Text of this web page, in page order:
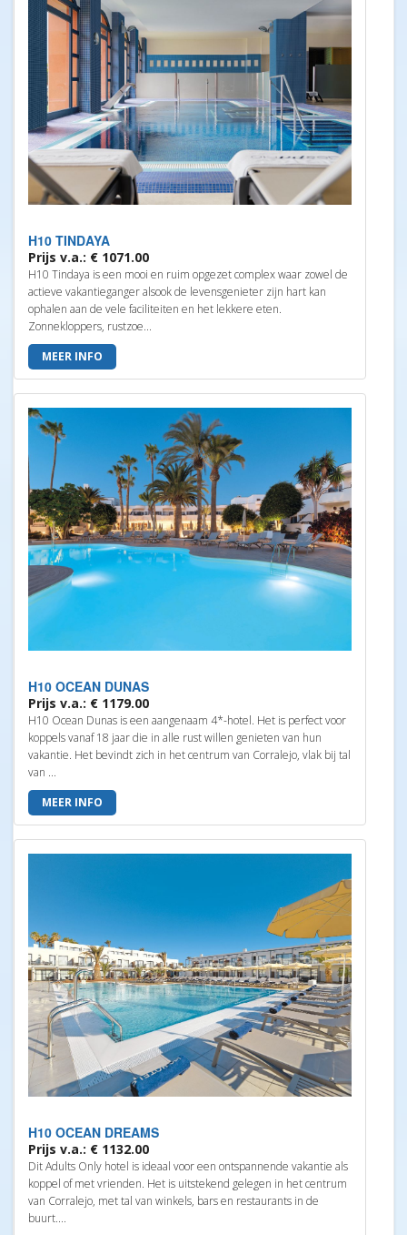
H10 TINDAYA
Prijs v.a.: € 1071.00
H10 Tindaya is een mooi en ruim opgezet complex waar zowel de
actieve vakantieganger alsook de levensgenieter zijn hart kan
ophalen aan de vele faciliteiten en het lekkere eten.
Zonnekloppers, rustzoe...
MEER INFO
H10 OCEAN DUNAS
Prijs v.a.: € 1179.00
H10 Ocean Dunas is een aangenaam 4*-hotel. Het is perfect voor
koppels vanaf 18 jaar die in alle rust willen genieten van hun
vakantie. Het bevindt zich in het centrum van Corralejo, vlak bij tal
van ...
MEER INFO
H10 OCEAN DREAMS
Prijs v.a.: € 1132.00
Dit Adults Only hotel is ideaal voor een ontspannende vakantie als
koppel of met vrienden. Het is uitstekend gelegen in het centrum
van Corralejo, met tal van winkels, bars en restaurants in de
buurt....